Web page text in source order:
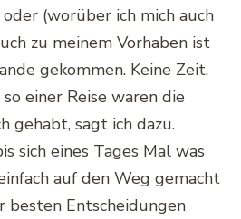
(worüber ich mich auch
zu meinem Vorhaben ist
gekommen. Keine Zeit,
einer Reise waren die
gehabt, sagt ich dazu.
sich eines Tages Mal was
auf den Weg gemacht
besten Entscheidungen